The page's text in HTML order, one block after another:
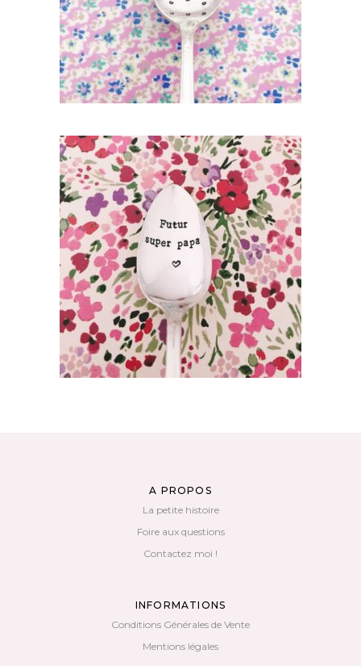
AJOUTER AU PANIER
PETITE CUILLÈRE GRAVÉE VINTAGE :
FUTUR SUPER PAPA
35,00€
AJOUTER AU PANIER
A PROPOS
La petite histoire
Foire aux questions
Contactez moi !
INFORMATIONS
Conditions Générales de Vente
Mentions légales